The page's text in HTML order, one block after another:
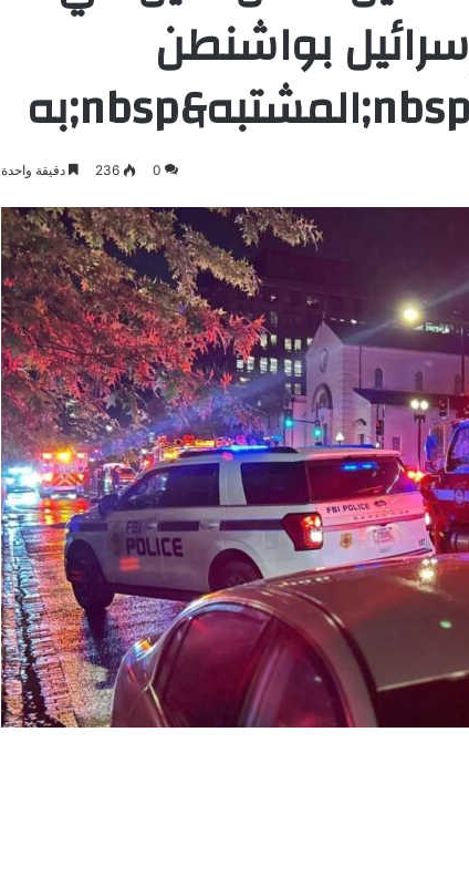
بواشنطن
0
236 دقيقة واحدة